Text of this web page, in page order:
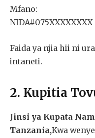
Mfano:
NIDA#075XXXXXXXX
Faida ya njia hii ni
intaneti.
2. Kupitia
Jinsi ya Kupata
Tanzania,Kwa